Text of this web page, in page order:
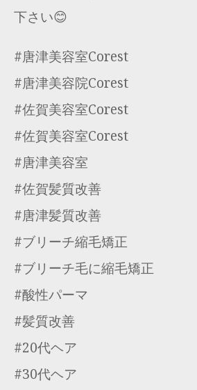
下さい😊
#唐津美容室Corest
#唐津美容院Corest
#佐賀美容室Corest
#佐賀美容室Corest
#唐津美容室
#佐賀髪質改善
#唐津髪質改善
#ブリーチ縮毛矯正
#ブリーチ毛に縮毛矯正
#酸性パーマ
#髪質改善
#20代ヘア
#30代ヘア